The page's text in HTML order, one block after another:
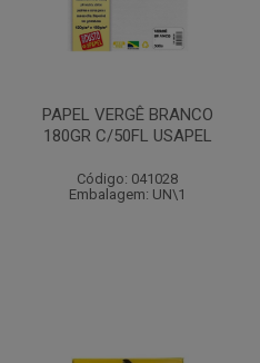
PAPEL VERGÊ BRANCO
180GR C/50FL USAPEL
Código: 041028
Embalagem: UN\1